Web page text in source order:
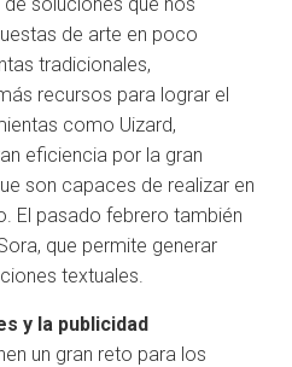
de arte en poco
tradicionales,
recursos para lograr el
como Uizard,
eficiencia por la gran
son capaces de realizar en
El pasado febrero también
que permite generar
textuales.
y la publicidad
un gran reto para los